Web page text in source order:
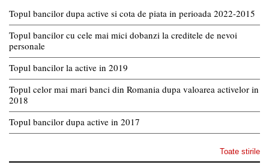
Topul bancilor dupa active si cota de piata in perioada 2022-2015
Topul bancilor cu cele mai mici dobanzi la creditele de nevoi
personale
Topul bancilor la active in 2019
Topul celor mai mari banci din Romania dupa valoarea activelor in
2018
Topul bancilor dupa active in 2017
Toate stirile